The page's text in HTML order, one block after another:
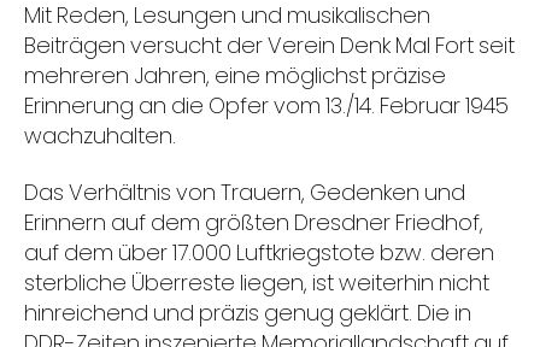
Mit Reden, Lesungen und musikalischen
Beiträgen versucht der Verein Denk Mal Fort seit
mehreren Jahren, eine möglichst präzise
Erinnerung an die Opfer vom 13./14. Februar 1945
wachzuhalten.
Das Verhältnis von Trauern, Gedenken und
Erinnern auf dem größten Dresdner Friedhof,
auf dem über 17.000 Luftkriegstote bzw. deren
sterbliche Überreste liegen, ist weiterhin nicht
hinreichend und präzis genug geklärt. Die in